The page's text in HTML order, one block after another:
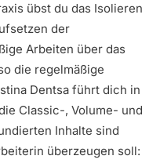
übst du das Isolieren
der
Arbeiten über das
die regelmäßige
Dentsa führt dich in
Classic-, Volume- und
Inhalte sind
überzeugen soll: